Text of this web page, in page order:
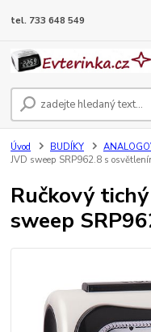
tel. 733 648 549
Úvod BUDÍKY
JVD sweep SRP962.8 s
Ručkový
sweep